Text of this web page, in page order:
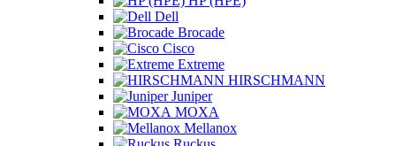
Dell
Brocade
Cisco
Extreme
HIRSCHMANN
Juniper
MOXA
Mellanox